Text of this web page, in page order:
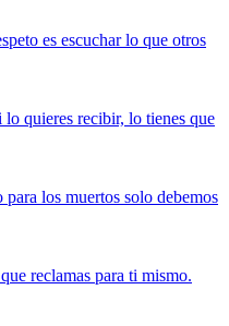
es escuchar lo que otros
lo quieres recibir, lo tienes que
los muertos solo debemos
reclamas para ti mismo.